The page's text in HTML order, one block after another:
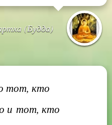
(Будда)
тот, кто
и тот, кто